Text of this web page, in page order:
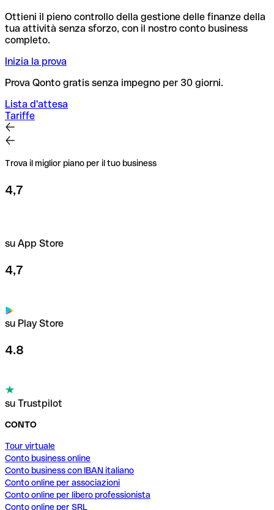
Ottieni il pieno controllo della gestione delle finanze della
tua attività senza sforzo, con il nostro conto business
completo.
Inizia la prova
Prova Qonto gratis senza impegno per 30 giorni.
Lista d'attesa
Tariffe
Trova il miglior piano per il tuo business
4,7
su App Store
4,7
su Play Store
4.8
su Trustpilot
CONTO
Tour virtuale
Conto business online
Conto business con IBAN italiano
Conto online per associazioni
Conto online per libero professionista
Conto online per SRL